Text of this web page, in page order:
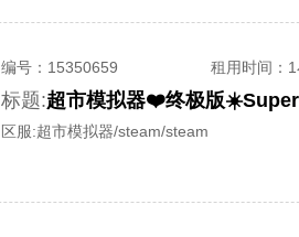
编号： 15350659 租用时间 ：
标题:超市模拟器❤️终极版
区服:超市模拟器/steam/steam